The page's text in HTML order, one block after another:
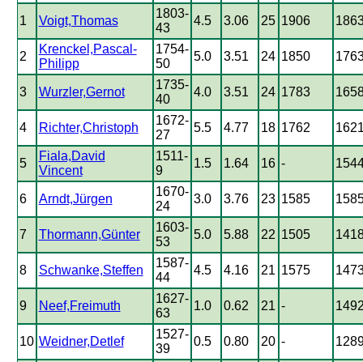
1 Voigt,Thomas
1803-
43
4.5 3.06 25 1906
2
Krenckel,Pascal-
Philipp
1754-
50
5.0 3.51 24 1850
3 Wurzler,Gernot
1735-
40
4.0 3.51 24 1783
4 Richter,Christoph
1672-
27
5.5 4.77 18 1762
5
Fiala,David
Vincent
1511-
9
1.5 1.64 16 -
6 Arndt,Jürgen
1670-
24
3.0 3.76 23 1585
7 Thormann,Günter
1603-
53
5.0 5.88 22 1505
8 Schwanke,Steffen
1587-
44
4.5 4.16 21 1575
9 Neef,Freimuth
1627-
63
1.0 0.62 21 -
10 Weidner,Detlef
1527-
39
0.5 0.80 20 -